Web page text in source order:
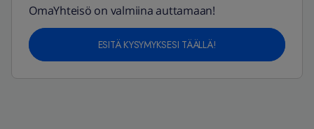
OmaYhteisö on valmiina auttamaan!
ESITÄ KYSYMYKSESI TÄÄLLÄ!